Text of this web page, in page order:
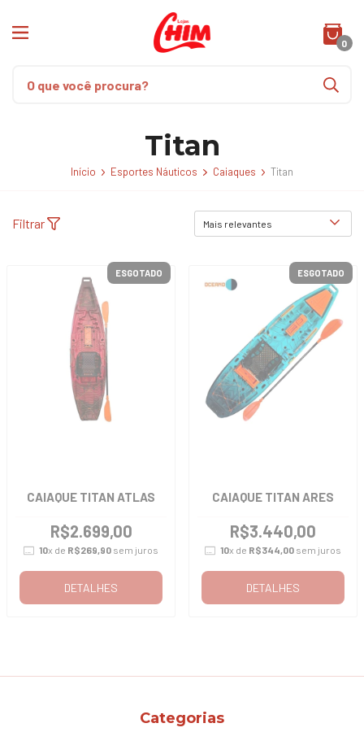
0
Titan
Início Esportes Náuticos Caiaques Titan
Filtrar
ESGOTADO
CAIAQUE TITAN ATLAS
R$2.699,00
10x de R$269,90 sem juros
DETALHES
ESGOTADO
CAIAQUE TITAN ARES
R$3.440,00
10x de R$344,00 sem juros
DETALHES
Categorias